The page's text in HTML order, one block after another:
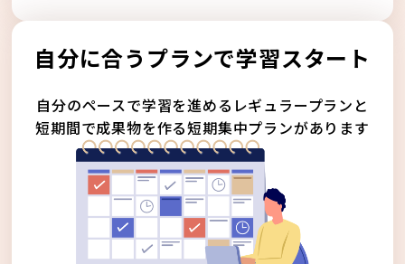
自分に合うプランで学習スタート
自分のペースで学習を進めるレギュラープランと
短期間で成果物を作る短期集中プランがあります